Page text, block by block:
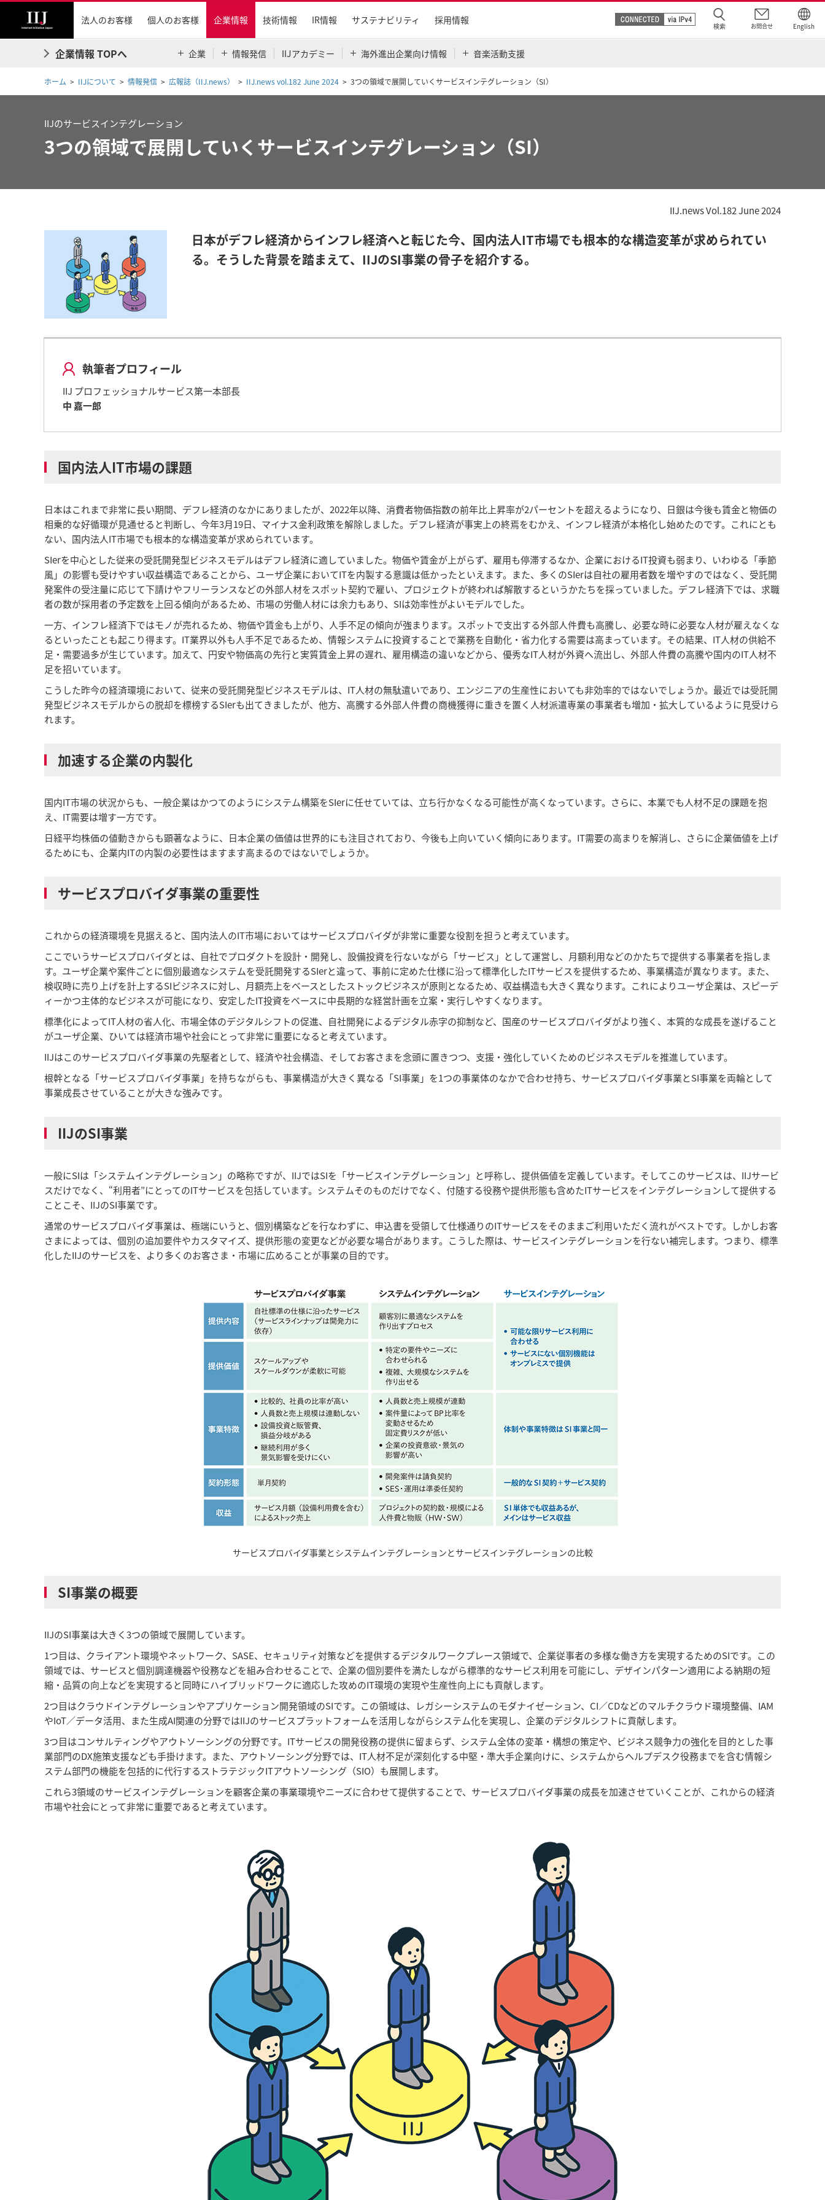
法人のお客様 個人のお客様 企業情報 技術情報 IR情報 サステナビリティ 採用情報
検索 お問合せ English
企業情報 TOPへ 企業 情報発信 IIJアカデミー 海外進出企業向け情報 音楽活動支援
ホーム IIJについて 情報発信 広報誌（IIJ.news） IIJ.news vol.182 June 2024 3つの領域で展開していくサービスインテグレーション（SI）
IIJのサービスインテグレーション
3つの領域で展開していくサービスインテグレーション（SI）
IIJ.news Vol.182 June 2024
日本がデフレ経済からインフレ経済へと転じた今、国内法人IT市場でも根本的な構造変革が求められてい
る。そうした背景を踏まえて、IIJのSI事業の骨子を紹介する。
執筆者プロフィール
IIJ プロフェッショナルサービス第一本部長
中 嘉一郎
国内法人IT市場の課題
日本はこれまで非常に長い期間、デフレ経済のなかにありましたが、2022年以降、消費者物価指数の前年比上昇率が2パーセントを超えるようになり、日銀は今後も賃金と物価の
相乗的な好循環が見通せると判断し、今年3月19日、マイナス金利政策を解除しました。デフレ経済が事実上の終焉をむかえ、インフレ経済が本格化し始めたのです。これにとも
ない、国内法人IT市場でも根本的な構造変革が求められています。
SIerを中心とした従来の受託開発型ビジネスモデルはデフレ経済に適していました。物価や賃金が上がらず、雇用も停滞するなか、企業におけるIT投資も弱まり、いわゆる「季節
風」の影響も受けやすい収益構造であることから、ユーザ企業においてITを内製する意識は低かったといえます。また、多くのSIerは自社の雇用者数を増やすのではなく、受託開
発案件の受注量に応じて下請けやフリーランスなどの外部人材をスポット契約で雇い、プロジェクトが終われば解散するというかたちを採っていました。デフレ経済下では、求職
者の数が採用者の予定数を上回る傾向があるため、市場の労働人材には余力もあり、SIは効率性がよいモデルでした。
一方、インフレ経済下ではモノが売れるため、物価や賃金も上がり、人手不足の傾向が強まります。スポットで支出する外部人件費も高騰し、必要な時に必要な人材が雇えなくな
るといったことも起こり得ます。IT業界以外も人手不足であるため、情報システムに投資することで業務を自動化・省力化する需要は高まっています。その結果、IT人材の供給不
足・需要過多が生じています。加えて、円安や物価高の先行と実質賃金上昇の遅れ、雇用構造の違いなどから、優秀なIT人材が外資へ流出し、外部人件費の高騰や国内のIT人材不
足を招いています。
こうした昨今の経済環境において、従来の受託開発型ビジネスモデルは、IT人材の無駄遣いであり、エンジニアの生産性においても非効率的ではないでしょうか。最近では受託開
発型ビジネスモデルからの脱却を標榜するSIerも出てきましたが、他方、高騰する外部人件費の商機獲得に重きを置く人材派遣専業の事業者も増加・拡大しているように見受けら
れます。
加速する企業の内製化
国内IT市場の状況からも、一般企業はかつてのようにシステム構築をSIerに任せていては、立ち行かなくなる可能性が高くなっています。さらに、本業でも人材不足の課題を抱
え、IT需要は増す一方です。
日経平均株価の値動きからも顕著なように、日本企業の価値は世界的にも注目されており、今後も上向いていく傾向にあります。IT需要の高まりを解消し、さらに企業価値を上げ
るためにも、企業内ITの内製の必要性はますます高まるのではないでしょうか。
サービスプロバイダ事業の重要性
これからの経済環境を見据えると、国内法人のIT市場においてはサービスプロバイダが非常に重要な役割を担うと考えています。
ここでいうサービスプロバイダとは、自社でプロダクトを設計・開発し、設備投資を行ないながら「サービス」として運営し、月額利用などのかたちで提供する事業者を指しま
す。ユーザ企業や案件ごとに個別最適なシステムを受託開発するSIerと違って、事前に定めた仕様に沿って標準化したITサービスを提供するため、事業構造が異なります。また、
検収時に売り上げを計上するSIビジネスに対し、月額売上をベースとしたストックビジネスが原則となるため、収益構造も大きく異なります。これによりユーザ企業は、スピーデ
ィーかつ主体的なビジネスが可能になり、安定したIT投資をベースに中長期的な経営計画を立案・実行しやすくなります。
標準化によってIT人材の省人化、市場全体のデジタルシフトの促進、自社開発によるデジタル赤字の抑制など、国産のサービスプロバイダがより強く、本質的な成長を遂げること
がユーザ企業、ひいては経済市場や社会にとって非常に重要になると考えています。
IIJはこのサービスプロバイダ事業の先駆者として、経済や社会構造、そしてお客さまを念頭に置きつつ、支援・強化していくためのビジネスモデルを推進しています。
根幹となる「サービスプロバイダ事業」を持ちながらも、事業構造が大きく異なる「SI事業」を1つの事業体のなかで合わせ持ち、サービスプロバイダ事業とSI事業を両輪として
事業成長させていることが大きな強みです。
IIJのSI事業
一般にSIは「システムインテグレーション」の略称ですが、IIJではSIを「サービスインテグレーション」と呼称し、提供価値を定義しています。そしてこのサービスは、IIJサービ
スだけでなく、“利用者”にとってのITサービスを包括しています。システムそのものだけでなく、付随する役務や提供形態も含めたITサービスをインテグレーションして提供する
ことこそ、IIJのSI事業です。
通常のサービスプロバイダ事業は、極端にいうと、個別構築などを行なわずに、申込書を受領して仕様通りのITサービスをそのままご利用いただく流れがベストです。しかしお客
さまによっては、個別の追加要件やカスタマイズ、提供形態の変更などが必要な場合があります。こうした際は、サービスインテグレーションを行ない補完します。つまり、標準
化したIIJのサービスを、より多くのお客さま・市場に広めることが事業の目的です。
サービスプロバイダ事業とシステムインテグレーションとサービスインテグレーションの比較
SI事業の概要
IIJのSI事業は大きく3つの領域で展開しています。
1つ目は、クライアント環境やネットワーク、SASE、セキュリティ対策などを提供するデジタルワークプレース領域で、企業従事者の多様な働き方を実現するためのSIです。この
領域では、サービスと個別調達機器や役務などを組み合わせることで、企業の個別要件を満たしながら標準的なサービス利用を可能にし、デザインパターン適用による納期の短
縮・品質の向上などを実現すると同時にハイブリッドワークに適応した攻めのIT環境の実現や生産性向上にも貢献します。
2つ目はクラウドインテグレーションやアプリケーション開発領域のSIです。この領域は、レガシーシステムのモダナイゼーション、CI／CDなどのマルチクラウド環境整備、IAM
やIoT／データ活用、また生成AI関連の分野ではIIJのサービスプラットフォームを活用しながらシステム化を実現し、企業のデジタルシフトに貢献します。
3つ目はコンサルティングやアウトソーシングの分野です。ITサービスの開発役務の提供に留まらず、システム全体の変革・構想の策定や、ビジネス競争力の強化を目的とした事
業部門のDX施策支援なども手掛けます。また、アウトソーシング分野では、IT人材不足が深刻化する中堅・準大手企業向けに、システムからヘルプデスク役務までを含む情報シ
ステム部門の機能を包括的に代行するストラテジックITアウトソーシング（SIO）も展開します。
これら3領域のサービスインテグレーションを顧客企業の事業環境やニーズに合わせて提供することで、サービスプロバイダ事業の成長を加速させていくことが、これからの経済
市場や社会にとって非常に重要であると考えています。